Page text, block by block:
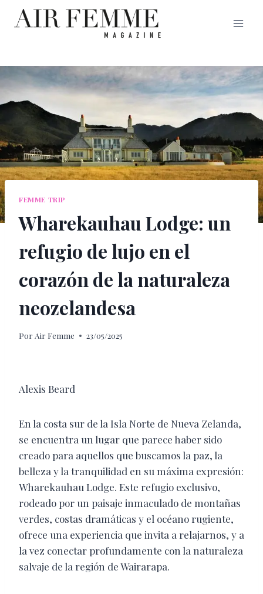
Saltar
FEMME TRIP
Wharekauhau Lodge: un
refugio de lujo en el
corazón de la naturaleza
neozelandesa
Por Air Femme 23/05/2025
Alexis Beard
En la costa sur de la Isla Norte de Nueva Zelanda,
se encuentra un lugar que parece haber sido
creado para aquellos que buscamos la paz, la
belleza y la tranquilidad en su máxima expresión:
Wharekauhau Lodge. Este refugio exclusivo,
rodeado por un paisaje inmaculado de montañas
verdes, costas dramáticas y el océano rugiente,
ofrece una experiencia que invita a relajarnos, y a
la vez conectar profundamente con la naturaleza
salvaje de la región de Wairarapa.